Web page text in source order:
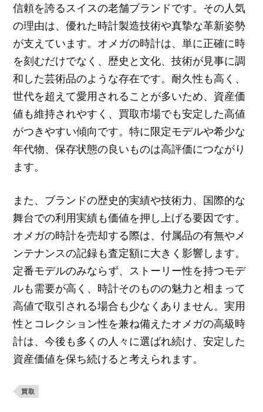
信頼を誇るスイスの老舗ブランドです。その人気
の理由は、優れた時計製造技術や真摯な革新姿勢
が支えています。オメガの時計は、単に正確に時
を刻むだけでなく、歴史と文化、技術が見事に調
和した芸術品のような存在です。耐久性も高く、
世代を超えて愛用されることが多いため、資産価
値も維持されやすく、買取市場でも安定した高値
がつきやすい傾向です。特に限定モデルや希少な
年代物、保存状態の良いものは高評価につながり
ます。
また、ブランドの歴史的実績や技術力、国際的な
舞台での利用実績も価値を押し上げる要因です。
オメガの時計を売却する際は、付属品の有無やメ
ンテナンスの記録も査定額に大きく影響します。
定番モデルのみならず、ストーリー性を持つモデ
ルも需要が高く、時計そのものの魅力と相まって
高値で取引される場合も少なくありません。実用
性とコレクション性を兼ね備えたオメガの高級時
計は、今後も多くの人々に選ばれ続け、安定した
資産価値を保ち続けると考えられます。
買取